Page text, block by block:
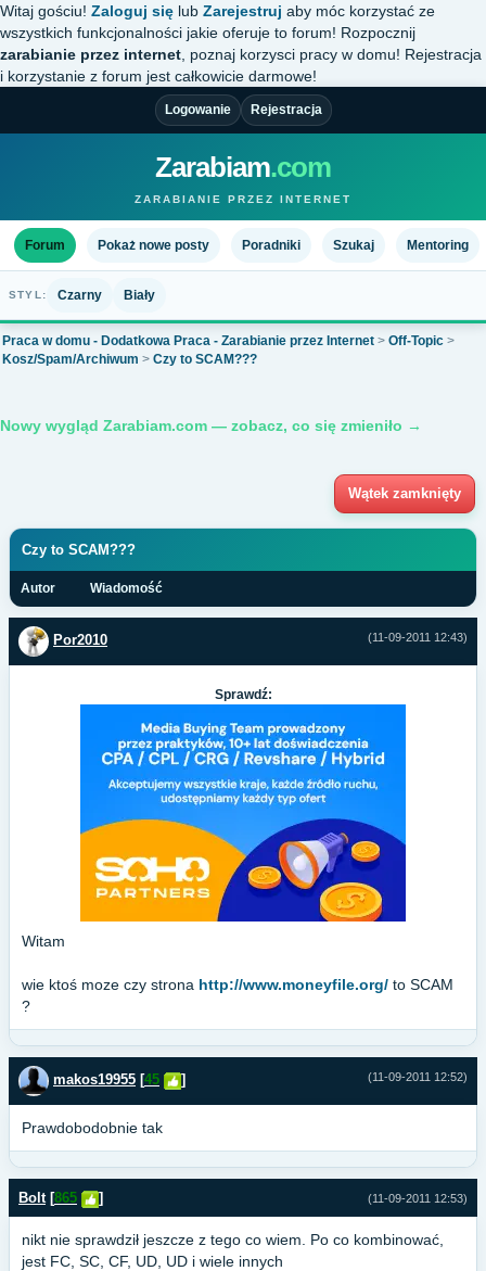
Witaj gościu! Zaloguj się lub Zarejestruj aby móc korzystać ze
wszystkich funkcjonalności jakie oferuje to forum! Rozpocznij
zarabianie przez internet , poznaj korzysci pracy w domu! Rejestracja
i korzystanie z forum jest całkowicie darmowe!
Logowanie Rejestracja
Zarabiam.com
ZARABIANIE PRZEZ INTERNET
Forum Pokaż nowe posty Poradniki Szukaj Mentoring
STYL: Czarny Biały
Praca w domu - Dodatkowa Praca - Zarabianie przez Internet > Off-Topic >
Kosz/Spam/Archiwum > Czy to SCAM???
Nowy wygląd Zarabiam.com — zobacz, co się zmieniło →
Wątek zamknięty
Czy to SCAM???
Autor Wiadomość
(11-09-2011 12:43)
Por2010
Sprawdź:
Witam
wie ktoś moze czy strona http://www.moneyfile.org/ to SCAM
?
(11-09-2011 12:52)
makos19955 [45 ]
Prawdobodobnie tak
(11-09-2011 12:53)
Bolt [865 ]
nikt nie sprawdził jeszcze z tego co wiem. Po co kombinować,
jest FC, SC, CF, UD, UD i wiele innych